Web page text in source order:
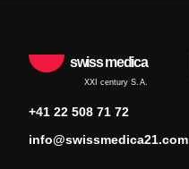
swiss medica
XXI century S.A.
+41 22 508 71 72
info@swissmedica21.com